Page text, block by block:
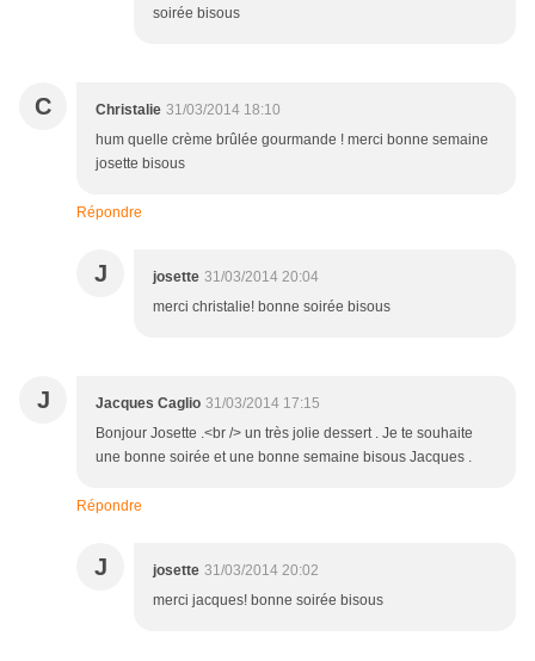
soirée bisous
C Christalie 31/03/2014 18:10
hum quelle crème brûlée gourmande ! merci bonne semaine
josette bisous
Répondre
J josette 31/03/2014 20:04
merci christalie! bonne soirée bisous
J Jacques Caglio 31/03/2014 17:15
Bonjour Josette .<br /> un très jolie dessert . Je te souhaite
une bonne soirée et une bonne semaine bisous Jacques .
Répondre
J josette 31/03/2014 20:02
merci jacques! bonne soirée bisous